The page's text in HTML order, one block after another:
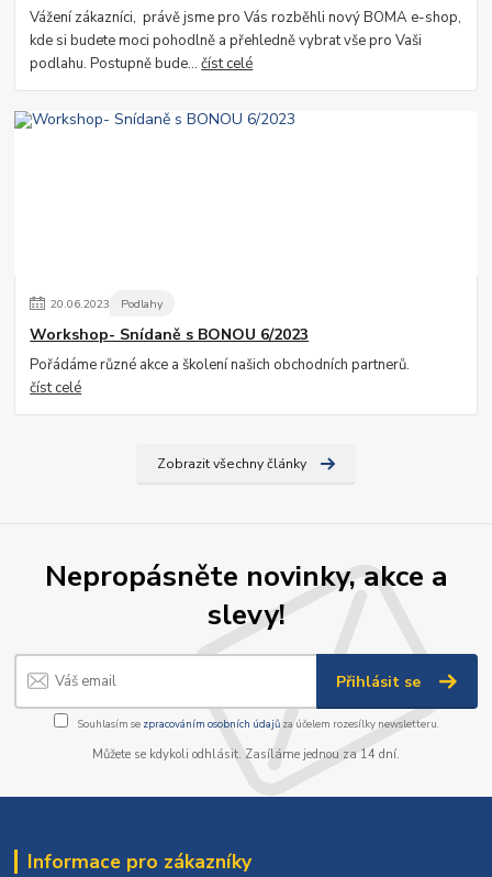
Vážení zákazníci, právě jsme pro Vás rozběhli nový BOMA e-shop,
kde si budete moci pohodlně a přehledně vybrat vše pro Vaši
podlahu. Postupně bude...číst celé
20.06.2023 Podlahy
Workshop- Snídaně s BONOU 6/2023
Pořádáme různé akce a školení našich obchodních partnerů.
číst celé
Zobrazit všechny články
Nepropásněte novinky, akce a
slevy!
Přihlásit se
Souhlasím se zpracováním osobních údajůza účelem rozesílky newsletteru.
Můžete se kdykoli odhlásit. Zasíláme jednou za 14 dní.
Informace pro zákazníky